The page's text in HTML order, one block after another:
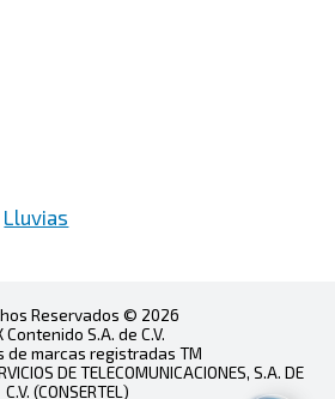
Lluvias
Reservados © 2026
Contenido S.A. de C.V.
de marcas registradas TM
DE TELECOMUNICACIONES, S.A. DE
C.V. (CONSERTEL)